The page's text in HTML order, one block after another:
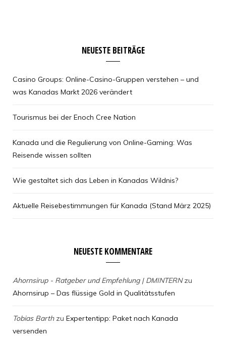
NEUESTE BEITRÄGE
Casino Groups: Online-Casino-Gruppen verstehen – und
was Kanadas Markt 2026 verändert
Tourismus bei der Enoch Cree Nation
Kanada und die Regulierung von Online-Gaming: Was
Reisende wissen sollten
Wie gestaltet sich das Leben in Kanadas Wildnis?
Aktuelle Reisebestimmungen für Kanada (Stand März 2025)
NEUESTE KOMMENTARE
Ahornsirup - Ratgeber und Empfehlung | DMINTERNzu
Ahornsirup – Das flüssige Gold in Qualitätsstufen
Tobias Barthzu Expertentipp: Paket nach Kanada
versenden